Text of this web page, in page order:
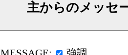
主からのメッ